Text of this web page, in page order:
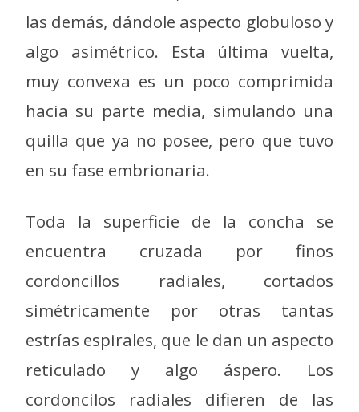
las demás, dándole aspecto globuloso y
algo asimétrico. Esta última vuelta,
muy convexa es un poco comprimida
hacia su parte media, simulando una
quilla que ya no posee, pero que tuvo
en su fase embrionaria.
Toda la superficie de la concha se
encuentra cruzada por finos
cordoncillos radiales, cortados
simétricamente por otras tantas
estrías espirales, que le dan un aspecto
reticulado y algo áspero. Los
cordoncilos radiales difieren de las